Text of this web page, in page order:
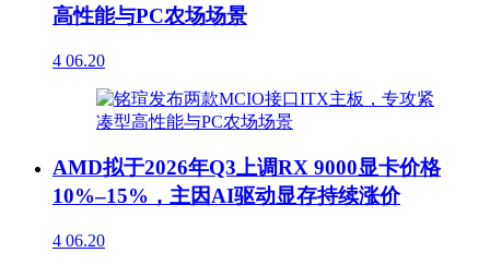
高性能与PC农场场景
4 06.20
AMD拟于2026年Q3上调RX 9000显卡价格
10%–15%，主因AI驱动显存持续涨价
4 06.20